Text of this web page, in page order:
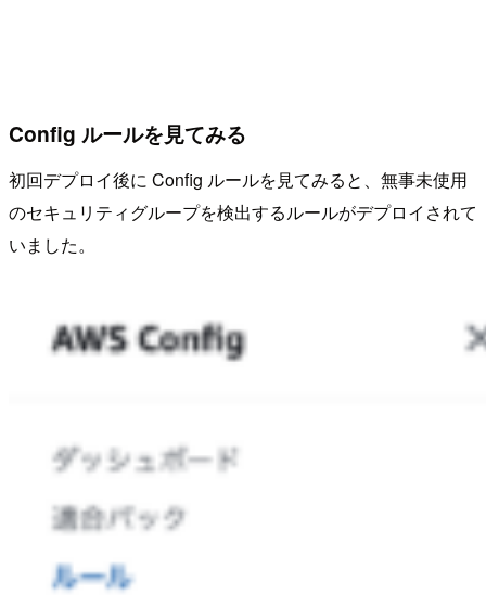
Config ルールを見てみる
初回デプロイ後に Config ルールを見てみると、無事未使用
のセキュリティグループを検出するルールがデプロイされて
いました。